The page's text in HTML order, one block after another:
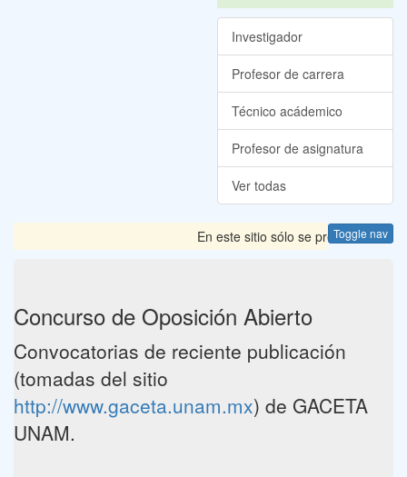
Investigador
Profesor de carrera
Técnico acádemico
Profesor de asignatura
Ver todas
Toggle nav
En este sitio sólo se presentan las
Concurso de Oposición Abierto
Convocatorias de reciente publicación
(tomadas del sitio
http://www.gaceta.unam.mx) de GACETA
UNAM.